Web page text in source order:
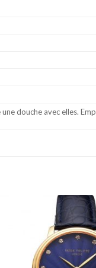
douche avec elles.